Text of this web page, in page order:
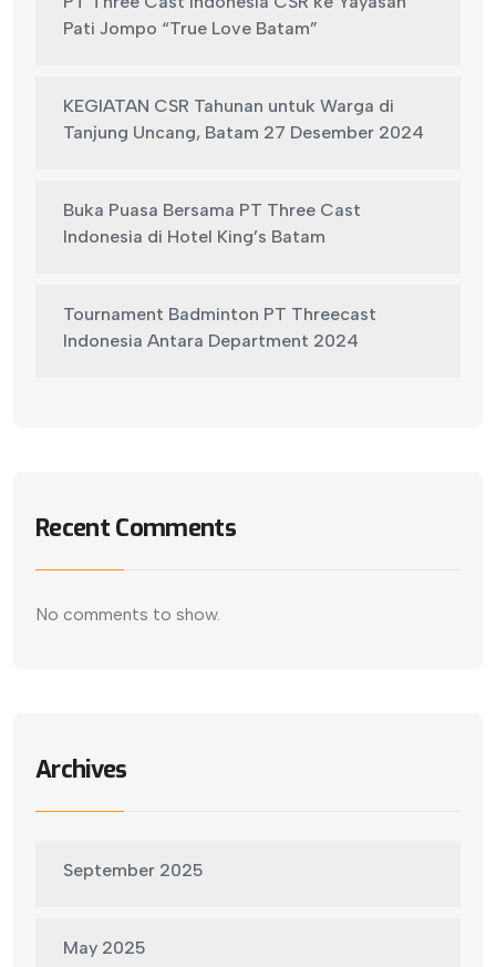
Pati Jompo “True Love Batam”
KEGIATAN CSR Tahunan untuk Warga di
Tanjung Uncang, Batam 27 Desember 2024
Buka Puasa Bersama PT Three Cast
Indonesia di Hotel King’s Batam
Tournament Badminton PT Threecast
Indonesia Antara Department 2024
Recent Comments
No comments to show.
Archives
September 2025
May 2025